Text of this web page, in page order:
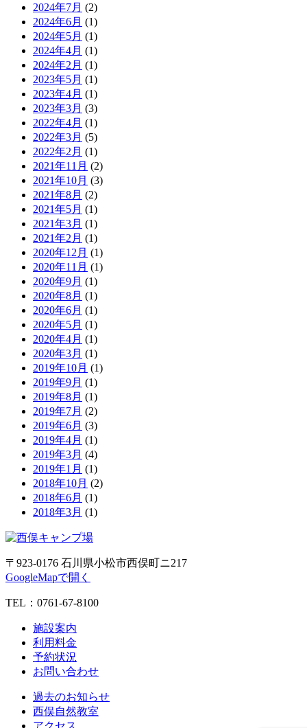
2024年7月 (2)
2024年6月 (1)
2024年5月 (1)
2024年4月 (1)
2024年2月 (1)
2023年5月 (1)
2023年4月 (1)
2023年3月 (3)
2022年4月 (1)
2022年3月 (5)
2022年2月 (1)
2021年11月 (2)
2021年10月 (3)
2021年8月 (2)
2021年5月 (1)
2021年3月 (1)
2021年2月 (1)
2020年12月 (1)
2020年11月 (1)
2020年9月 (1)
2020年8月 (1)
2020年6月 (1)
2020年5月 (1)
2020年4月 (1)
2020年3月 (1)
2019年10月 (1)
2019年9月 (1)
2019年8月 (1)
2019年7月 (2)
2019年6月 (3)
2019年4月 (1)
2019年3月 (4)
2019年1月 (1)
2018年10月 (2)
2018年6月 (1)
2018年3月 (1)
〒923-0176 石川県小松市西俣町ニ217
GoogleMapで開く
TEL：0761-67-8100
施設案内
利用料金
予約状況
お問い合わせ
過去のお知らせ
西俣自然教室
アクセス